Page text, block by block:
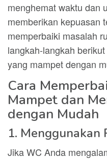
menghemat waktu dan
memberikan kepuasan
memperbaiki masalah
langkah-langkah
yang mampet dengan
Cara
Mampet dan
dengan Mudah
1. Menggunakan
Jika WC Anda